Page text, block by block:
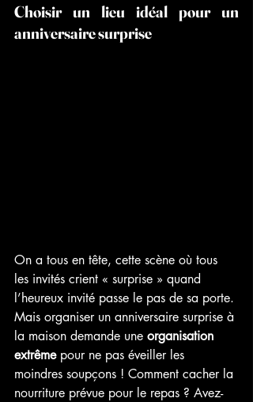
Choisir un lieu idéal pour un
anniversaire surprise
On a tous en tête, cette scène où tous
les invités crient « surprise » quand
l’heureux invité passe le pas de sa porte.
Mais organiser un anniversaire surprise à
la maison demande une organisation
extrême pour ne pas éveiller les
moindres soupçons ! Comment cacher la
nourriture prévue pour le repas ? Avez-